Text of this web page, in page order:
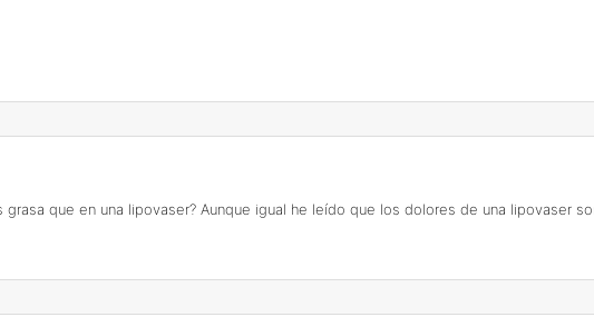
que en una lipovaser? Aunque igual he leído que los dolores de una lipovaser